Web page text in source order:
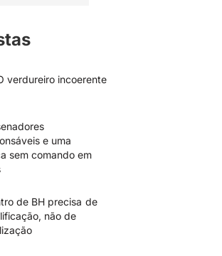
verdureiro incoerente
e uma
sem comando em
de BH precisa de
não de